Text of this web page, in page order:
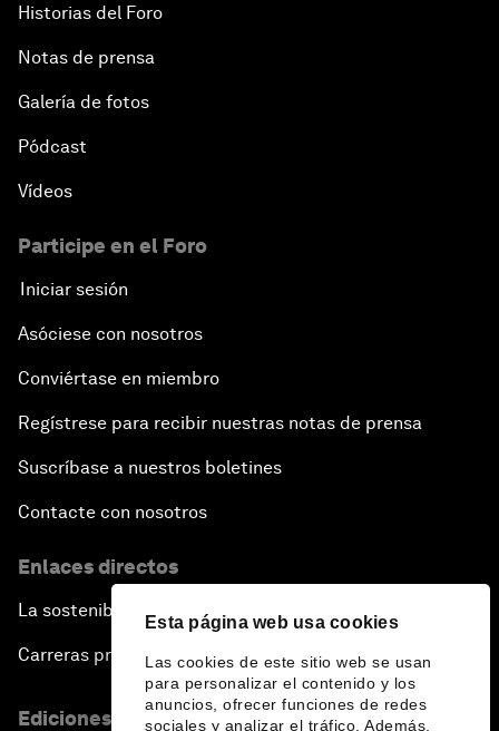
Esta página web usa cookies
Las cookies de este sitio web se usan
para personalizar el contenido y los
anuncios, ofrecer funciones de redes
sociales y analizar el tráfico. Además,
Historias del Foro
Notas de prensa
Galería de fotos
Pódcast
Vídeos
Participe en el Foro
Iniciar sesión
Asóciese con nosotros
Conviértase en miembro
Regístrese para recibir nuestras notas de prensa
Suscríbase a nuestros boletines
Contacte con nosotros
Enlaces directos
La sostenibilidad en el Foro
Carreras profesionales
Ediciones en otros idiomas